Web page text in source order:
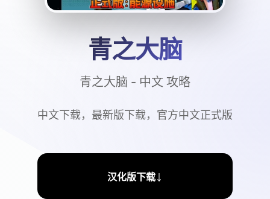
青之大脑
青之大脑 - 中文 攻略
中文下载，最新版下载，官方中文正式版
汉化版下载↓